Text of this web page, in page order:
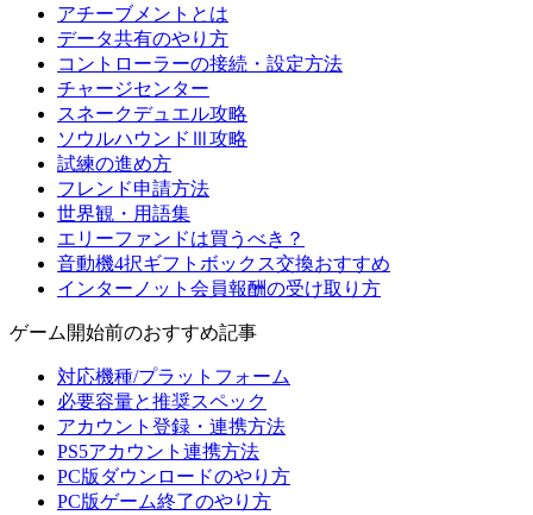
アチーブメントとは
データ共有のやり方
コントローラーの接続・設定方法
チャージセンター
スネークデュエル攻略
ソウルハウンドⅢ攻略
試練の進め方
フレンド申請方法
世界観・用語集
エリーファンドは買うべき？
音動機4択ギフトボックス交換おすすめ
インターノット会員報酬の受け取り方
ゲーム開始前のおすすめ記事
対応機種/プラットフォーム
必要容量と推奨スペック
アカウント登録・連携方法
PS5アカウント連携方法
PC版ダウンロードのやり方
PC版ゲーム終了のやり方